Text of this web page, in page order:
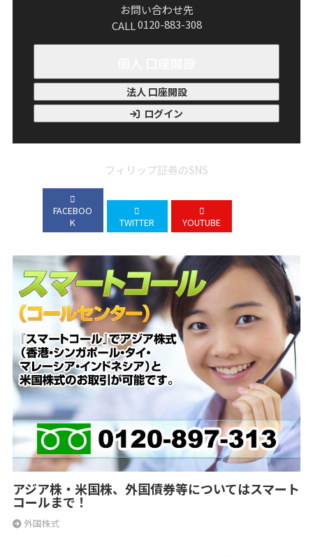
お問い合わせ先
CALL0120-883-308
法人 口座開設
ログイン
フィリップ証券のSNS
FACEBOO
K
TWITTER YOUTUBE
アジア株・米国株、外国債券等についてはスマート
コールまで！
外国株式